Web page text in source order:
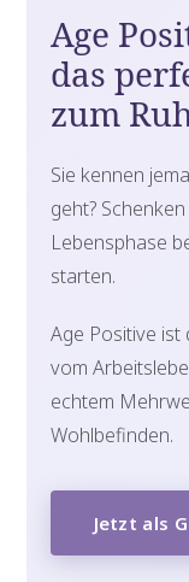
Age
das
zum
Sie kennen
geht?
Lebensphase
starten.
Age Positive ist
vom
echtem
Wohlbefinden.
Jetzt als